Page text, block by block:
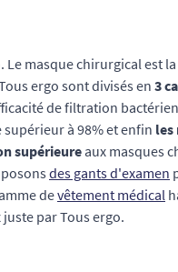
masque chirurgical est
ergo sont divisés en 3
de filtration
à 98% et enfin les
supérieure aux masques
des gants d'examen
devêtement médical
par Tous ergo.